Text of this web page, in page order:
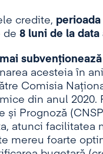
credite,
de 8 luni de la data
acesteia în
Comisia
din anul 2020.
și Prognoză
atunci facilitatea
mereu foarte